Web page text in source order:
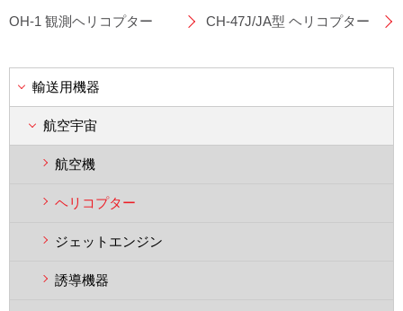
OH-1 観測ヘリコプター CH-47J/JA型 ヘリコプター
輸送用機器
航空宇宙
航空機
ヘリコプター
ジェットエンジン
誘導機器